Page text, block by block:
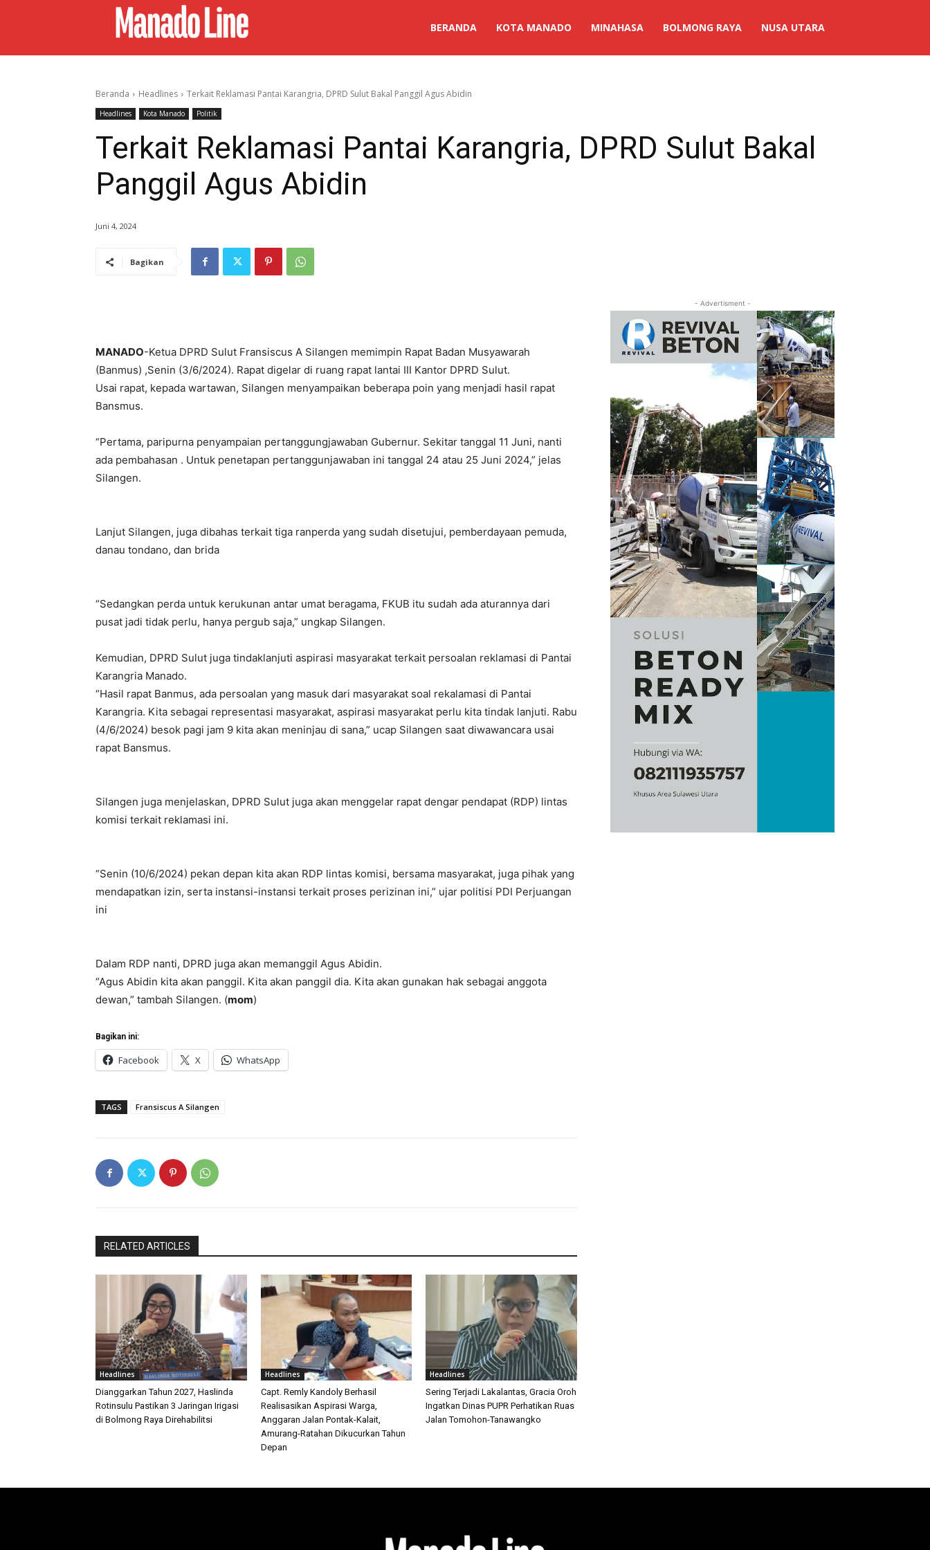
BERANDA KOTA MANADO MINAHASA BOLMONG RAYA NUSA UTARA
Beranda Headlines Terkait Reklamasi Pantai Karangria, DPRD Sulut Bakal Panggil Agus Abidin
Headlines Kota Manado Politik
Terkait Reklamasi Pantai Karangria, DPRD Sulut Bakal
Panggil Agus Abidin
Juni 4, 2024
Bagikan
MANADO-Ketua DPRD Sulut Fransiscus A Silangen memimpin Rapat Badan Musyawarah
(Banmus) ,Senin (3/6/2024). Rapat digelar di ruang rapat lantai III Kantor DPRD Sulut.
Usai rapat, kepada wartawan, Silangen menyampaikan beberapa poin yang menjadi hasil rapat
Bansmus.
“Pertama, paripurna penyampaian pertanggungjawaban Gubernur. Sekitar tanggal 11 Juni, nanti
ada pembahasan . Untuk penetapan pertanggunjawaban ini tanggal 24 atau 25 Juni 2024,” jelas
Silangen.
Lanjut Silangen, juga dibahas terkait tiga ranperda yang sudah disetujui, pemberdayaan pemuda,
danau tondano, dan brida
“Sedangkan perda untuk kerukunan antar umat beragama, FKUB itu sudah ada aturannya dari
pusat jadi tidak perlu, hanya pergub saja,” ungkap Silangen.
Kemudian, DPRD Sulut juga tindaklanjuti aspirasi masyarakat terkait persoalan reklamasi di Pantai
Karangria Manado.
“Hasil rapat Banmus, ada persoalan yang masuk dari masyarakat soal rekalamasi di Pantai
Karangria. Kita sebagai representasi masyarakat, aspirasi masyarakat perlu kita tindak lanjuti. Rabu
(4/6/2024) besok pagi jam 9 kita akan meninjau di sana,” ucap Silangen saat diwawancara usai
rapat Bansmus.
Silangen juga menjelaskan, DPRD Sulut juga akan menggelar rapat dengar pendapat (RDP) lintas
komisi terkait reklamasi ini.
“Senin (10/6/2024) pekan depan kita akan RDP lintas komisi, bersama masyarakat, juga pihak yang
mendapatkan izin, serta instansi-instansi terkait proses perizinan ini,” ujar politisi PDI Perjuangan
ini
Dalam RDP nanti, DPRD juga akan memanggil Agus Abidin.
“Agus Abidin kita akan panggil. Kita akan panggil dia. Kita akan gunakan hak sebagai anggota
dewan,” tambah Silangen. (mom)
Bagikan ini:
Facebook X WhatsApp
TAGS Fransiscus A Silangen
RELATED ARTICLES
Headlines
Dianggarkan Tahun 2027, Haslinda
Rotinsulu Pastikan 3 Jaringan Irigasi
di Bolmong Raya Direhabilitsi
Headlines
Capt. Remly Kandoly Berhasil
Realisasikan Aspirasi Warga,
Anggaran Jalan Pontak-Kalait,
Amurang-Ratahan Dikucurkan Tahun
Depan
Headlines
Sering Terjadi Lakalantas, Gracia Oroh
Ingatkan Dinas PUPR Perhatikan Ruas
Jalan Tomohon-Tanawangko
- Advertisment -